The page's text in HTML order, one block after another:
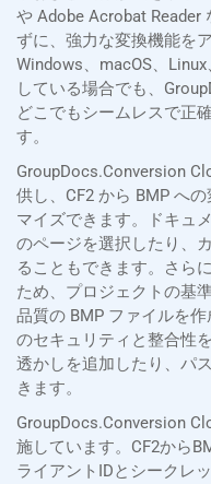
や Adobe Acrobat Reader
ずに、強力な変換機能を
Windows、macOS、
している場合でも、
どこでもシームレスで正
す。
GroupDocs.Conversion
供し、CF2 から BMP へ
マイズできます。ドキュ
のページを選択したり、
ることもできます。さら
ため、プロジェクトの基
品質の BMP ファイルを
のセキュリティと整合性
透かしを追加したり、パ
きます。
GroupDocs.Conversion
施しています。CF2から
ライアントIDとシークレ